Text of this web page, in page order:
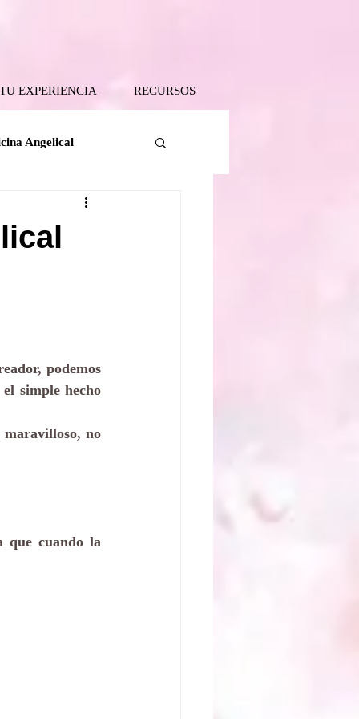
EXPERIENCIA RECURSOS
Angelical
Tanatología Angelical
podemos
simple hecho
maravilloso, no
que cuando la